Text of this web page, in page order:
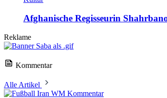
Afghanische Regisseurin
Reklame
Kommentar
Alle Artikel
Kommentar